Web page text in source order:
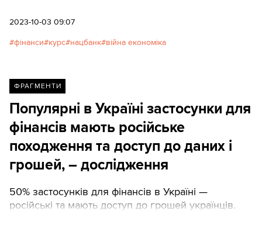
міжбанківському ринку, а не
Нацбанком.Економіст Юрій Гайдай на своїй
2023-10-03 09:07
фінанси курс нацбанк війна економіка
ФРАГМЕНТИ
Популярні в ​​Україні застосунки для
фінансів мають російське
походження та доступ до даних і
грошей, – дослідження
50% застосунків для фінансів в Україні —
російські та мають доступ до грошей українців.